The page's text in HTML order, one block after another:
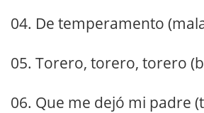
04. De temperamento
05. Torero, torero, torero
06. Que me dejó mi padre